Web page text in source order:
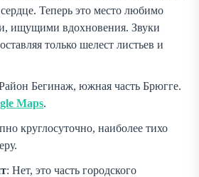
Теперь это место любимо
ищущими вдохновения. Звуки
только шелест листьев и
Бегинаж, южная часть Брюгге.
Maps.
круглосуточно, наиболее тихо
: Нет, это часть городского